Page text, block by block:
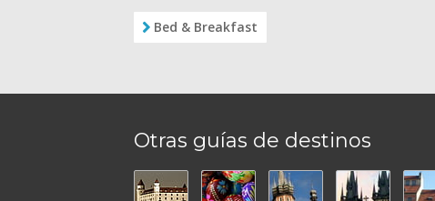
Bed & Breakfast
Otras guías de destinos